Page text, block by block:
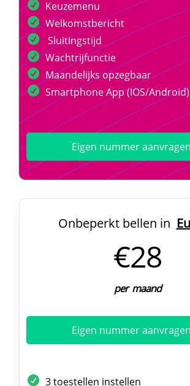
Keuzemenu
Welkomstbericht
Sluitingstijd
Wachtrijfunctie
Maandelijks opzegbaar
Smartphone App (IOS/Android)
Eigen nummer
Onbeperkt bellen in
€28
per maand
Eigen nummer
3 toestellen instellen